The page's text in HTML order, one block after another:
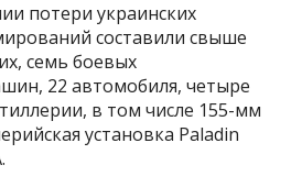
потери украинских
составили свыше
семь боевых
22 автомобиля, четыре
в том числе 155-мм
установка Paladin